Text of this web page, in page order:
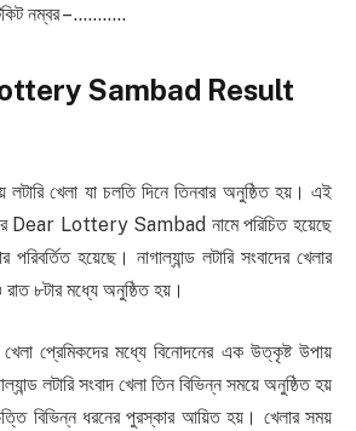
নম্বর – ………..
Sambad Result
লটারি খেলা যা চলতি দিনে তিনবার অনুষ্ঠিত হয়। এই
Dear Lottery Sambad নামে পরিচিত হয়েছে
হয়েছে। নাগাল্যান্ড লটারি সংবাদের খেলার
৮টার মধ্যে অনুষ্ঠিত হয়।
খেলা প্রেমিকদের মধ্যে বিনোদনের এক উত্কৃষ্ট উপায়
লটারি সংবাদ খেলা তিন বিভিন্ন সময়ে অনুষ্ঠিত হয়
বিভিন্ন ধরনের পুরস্কার আয়িত হয়। খেলার সময়